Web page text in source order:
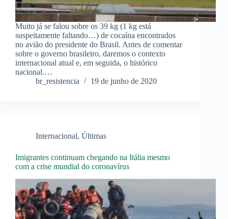
Muito já se falou sobre os 39 kg (1 kg está
suspeitamente faltando…) de cocaína encontrados
no avião do presidente do Brasil. Antes de comentar
sobre o governo brasileiro, daremos o contexto
internacional atual e, em seguida, o histórico
nacional.…
br_resistencia
19 de junho de 2020
Internacional, Últimas
Imigrantes continuam chegando na Itália mesmo
com a crise mundial do coronavírus